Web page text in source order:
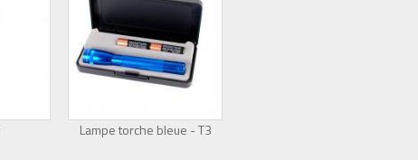
Lampe torche bleue - T3